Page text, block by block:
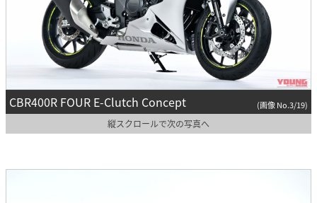
CBR400R FOUR E-Clutch Concept (画像 No.3/19)
縦スクロールで次の写真へ